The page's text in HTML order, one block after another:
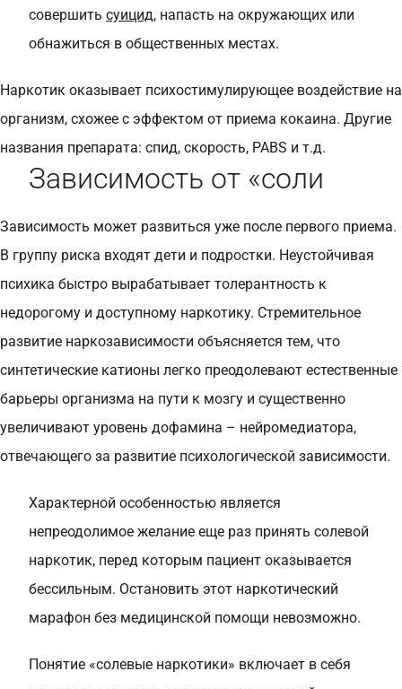
совершить суицид, напасть на окружающих или
обнажиться в общественных местах.
Наркотик оказывает психостимулирующее воздействие на
организм, схожее с эффектом от приема кокаина. Другие
названия препарата: спид, скорость, PABS и т.д.
Зависимость от «соли
Зависимость может развиться уже после первого приема.
В группу риска входят дети и подростки. Неустойчивая
психика быстро вырабатывает толерантность к
недорогому и доступному наркотику. Стремительное
развитие наркозависимости объясняется тем, что
синтетические катионы легко преодолевают естественные
барьеры организма на пути к мозгу и существенно
увеличивают уровень дофамина – нейромедиатора,
отвечающего за развитие психологической зависимости.
Характерной особенностью является
непреодолимое желание еще раз принять солевой
наркотик, перед которым пациент оказывается
бессильным. Остановить этот наркотический
марафон без медицинской помощи невозможно.
Понятие «солевые наркотики» включает в себя